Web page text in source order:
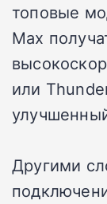
топовые
Max
или
Другими